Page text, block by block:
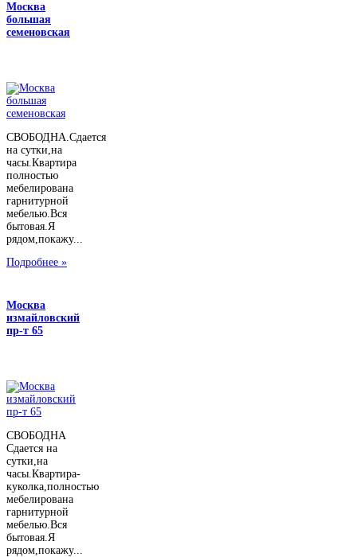
Москва
большая
семеновская
СВОБОДНА.Сдается
на сутки,на
часы.Квартира
полностью
мебелирована
гарнитурной
мебелью.Вся
бытовая.Я
рядом,покажу...
Подробнее »
Москва
измайловский
пр-т 65
СВОБОДНА
Сдается на
сутки,на
часы.Квартира-
куколка,полностью
мебелирована
гарнитурной
мебелью.Вся
бытовая.Я
рядом,покажу...